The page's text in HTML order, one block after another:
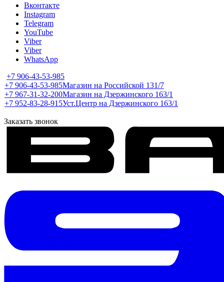
Вконтакте
Instagram
Telegram
YouTube
Viber
Viber
WhatsApp
+7 906-43-53-985
+7 906-43-53-985Магазин на Российской 131/7
+7 967-31-32-200Магазин на Дзержинского 163/1
+7 952-83-28-915Уст.Центр на Дзержинского 163/1
Заказать звонок